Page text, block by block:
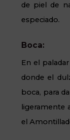
de piel de
especiado.
Boca:
En el
donde el
boca, para
ligeramente
el